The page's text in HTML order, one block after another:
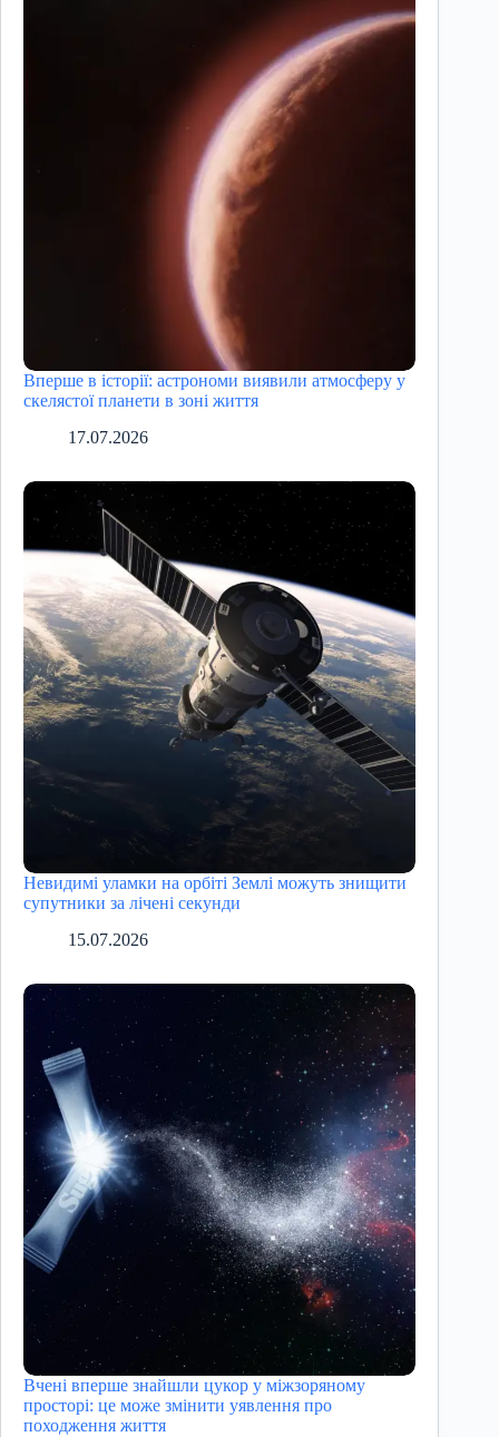
Вперше в історії: астрономи виявили атмосферу у
скелястої планети в зоні життя
17.07.2026
Невидимі уламки на орбіті Землі можуть знищити
супутники за лічені секунди
15.07.2026
Вчені вперше знайшли цукор у міжзоряному
просторі: це може змінити уявлення про
походження життя